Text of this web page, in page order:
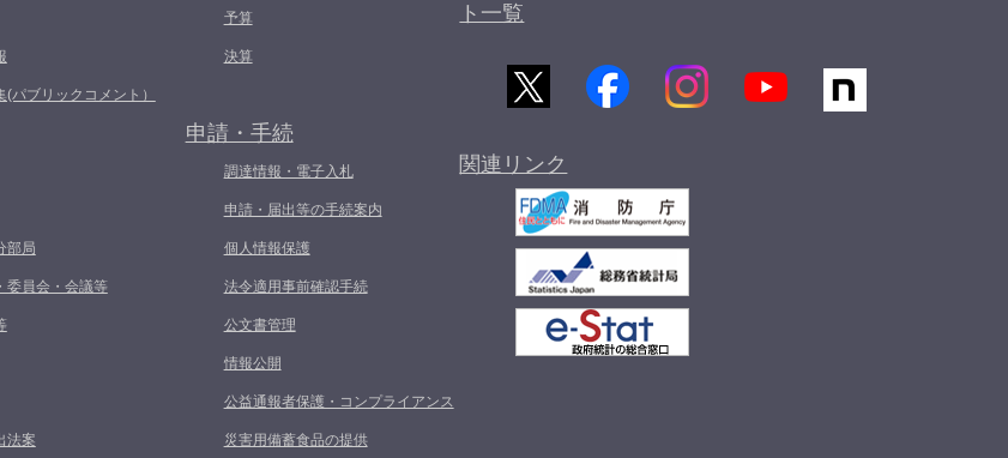
(パブリックコメント）
部局
委員会・会議等
法案
予算
決算
申請・手続
調達情報・電子入札
申請・届出等の手続案内
個人情報保護
法令適用事前確認手続
公文書管理
情報公開
公益通報者保護・コンプライアンス
災害用備蓄食品の提供
ト一覧
関連リンク